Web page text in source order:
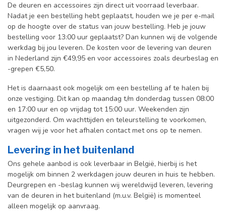
De deuren en accessoires zijn direct uit voorraad leverbaar.
Nadat je een bestelling hebt geplaatst, houden we je per e-mail
op de hoogte over de status van jouw bestelling. Heb je jouw
bestelling voor 13:00 uur geplaatst? Dan kunnen wij de volgende
werkdag bij jou leveren. De kosten voor de levering van deuren
in Nederland zijn €49,95 en voor accessoires zoals deurbeslag en
-grepen €5,50.
Het is daarnaast ook mogelijk om een bestelling af te halen bij
onze vestiging. Dit kan op maandag t/m donderdag tussen 08:00
en 17:00 uur en op vrijdag tot 15:00 uur. Weekenden zijn
uitgezonderd. Om wachttijden en teleurstelling te voorkomen,
vragen wij je voor het afhalen contact met ons op te nemen.
Levering in het buitenland
Ons gehele aanbod is ook leverbaar in België, hierbij is het
mogelijk om binnen 2 werkdagen jouw deuren in huis te hebben.
Deurgrepen en -beslag kunnen wij wereldwijd leveren, levering
van de deuren in het buitenland (m.u.v. België) is momenteel
alleen mogelijk op aanvraag.